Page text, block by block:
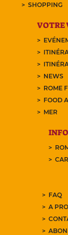
SHOPPING
VOTRE
NEWS
ROME
FOOD
MER
FAQ
A